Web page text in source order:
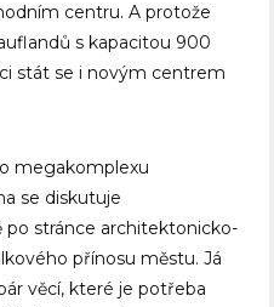
centru. A protože
s kapacitou 900
stát se i novým centrem
megakomplexu
se diskutuje
po stránce architektonicko-
přínosu městu. Já
věcí, které je potřeba